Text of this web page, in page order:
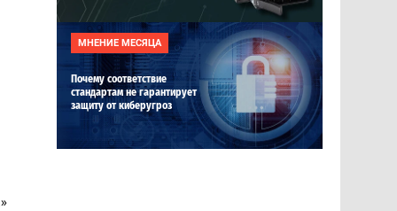
МНЕНИЕ МЕСЯЦА
Почему соответствие
стандартам не гарантирует
защиту от киберугроз